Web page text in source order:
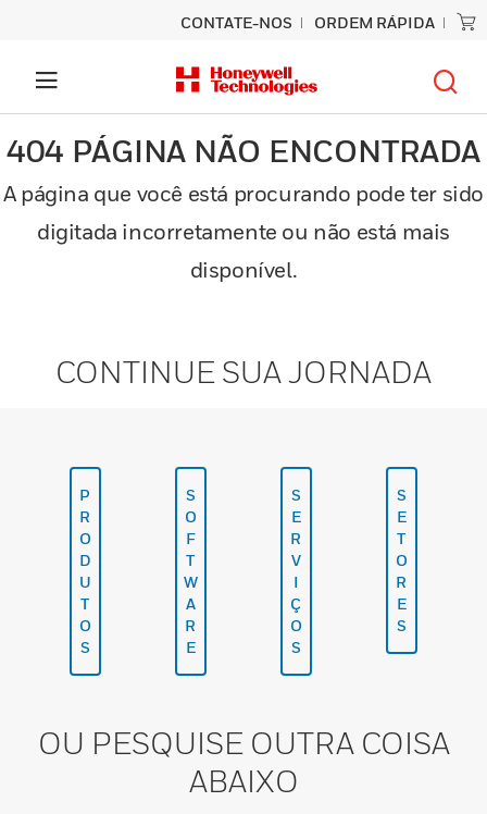
CONTATE-NOS ORDEM RÁPIDA
404 PÁGINA NÃO ENCONTRADA
A página que você está procurando pode ter sido
digitada incorretamente ou não está mais
disponível.
CONTINUE SUA JORNADA
P
R
O
D
U
T
O
S
S
O
F
T
W
A
R
E
S
E
R
V
I
Ç
O
S
S
E
T
O
R
E
S
OU PESQUISE OUTRA COISA
ABAIXO